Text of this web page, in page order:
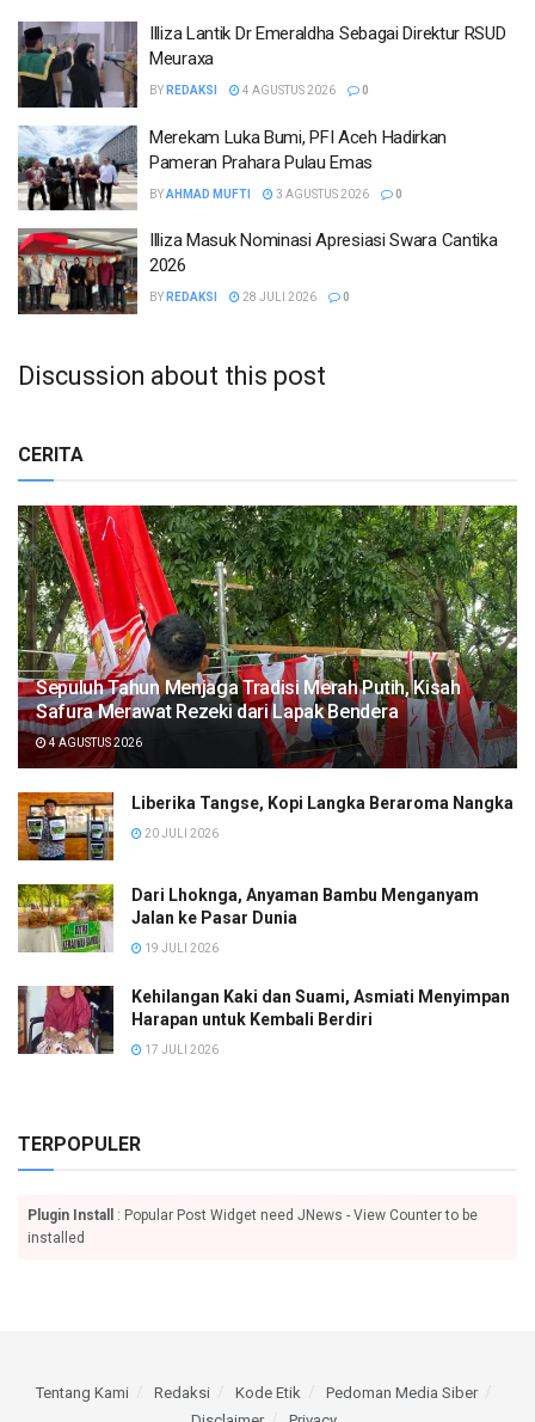
Illiza Lantik Dr Emeraldha Sebagai Direktur RSUD
Meuraxa
BY REDAKSI 4 AGUSTUS 2026 0
Merekam Luka Bumi, PFI Aceh Hadirkan
Pameran Prahara Pulau Emas
BYAHMAD MUFTI 3 AGUSTUS 2026 0
Illiza Masuk Nominasi Apresiasi Swara Cantika
2026
BY REDAKSI 28 JULI 2026 0
Discussion about this post
CERITA
Sepuluh Tahun Menjaga Tradisi Merah Putih, Kisah
Safura Merawat Rezeki dari Lapak Bendera
4 AGUSTUS 2026
Liberika Tangse, Kopi Langka Beraroma Nangka
20 JULI 2026
Dari Lhoknga, Anyaman Bambu Menganyam
Jalan ke Pasar Dunia
19 JULI 2026
Kehilangan Kaki dan Suami, Asmiati Menyimpan
Harapan untuk Kembali Berdiri
17 JULI 2026
TERPOPULER
Plugin Install
: Popular Post Widget need JNews - View Counter to be
installed
Tentang Kami Redaksi Kode Etik
Pedoman Media Siber